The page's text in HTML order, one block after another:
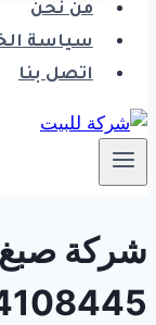
من نحن
سياسة
اتصل بنا
شركة صبغ